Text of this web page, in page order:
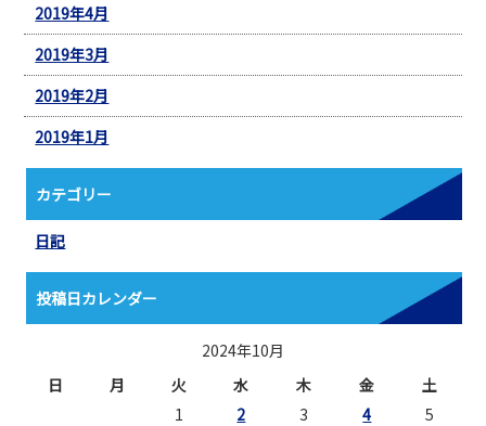
2019年4月
2019年3月
2019年2月
2019年1月
カテゴリー
日記
投稿日カレンダー
2024年10月
日
月 火 水 木 金 土
1 2 3 4
5